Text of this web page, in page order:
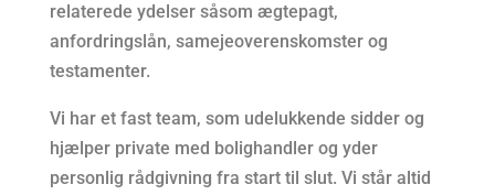
relaterede ydelser såsom ægtepagt,
anfordringslån, samejeoverenskomster og
testamenter.
Vi har et fast team, som udelukkende sidder og
hjælper private med bolighandler og yder
personlig rådgivning fra start til slut. Vi står altid